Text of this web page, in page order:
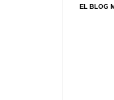
EL BLOG